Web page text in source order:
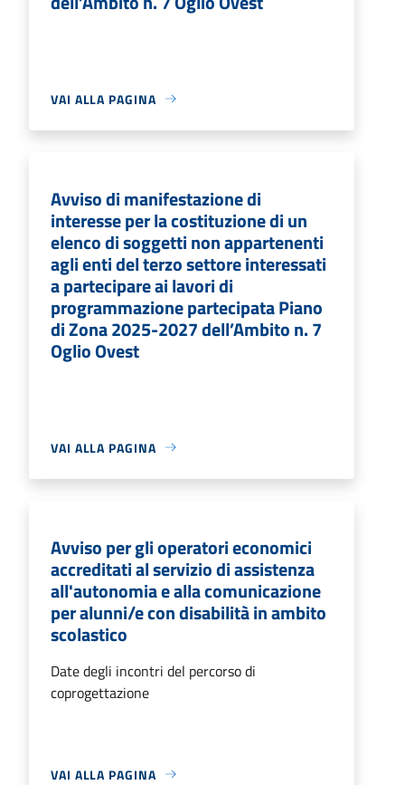
VAI ALLA PAGINA
Avviso di manifestazione di
interesse per la costituzione di un
elenco di soggetti non appartenenti
agli enti del terzo settore interessati
a partecipare ai lavori di
programmazione partecipata Piano
di Zona 2025-2027 dell’Ambito n. 7
Oglio Ovest
VAI ALLA PAGINA
Avviso per gli operatori economici
accreditati al servizio di assistenza
all'autonomia e alla comunicazione
per alunni/e con disabilità in ambito
scolastico
Date degli incontri del percorso di
coprogettazione
VAI ALLA PAGINA